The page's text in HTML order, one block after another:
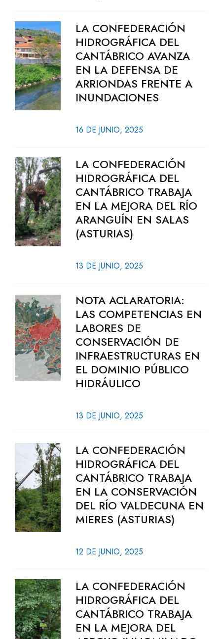
LA CONFEDERACIÓN
HIDROGRÁFICA DEL
CANTÁBRICO AVANZA
EN LA DEFENSA DE
ARRIONDAS FRENTE A
INUNDACIONES
16 DE JUNIO, 2025
LA CONFEDERACIÓN
HIDROGRÁFICA DEL
CANTÁBRICO TRABAJA
EN LA MEJORA DEL RÍO
ARANGUÍN EN SALAS
(ASTURIAS)
13 DE JUNIO, 2025
NOTA ACLARATORIA:
LAS COMPETENCIAS EN
LABORES DE
CONSERVACIÓN DE
INFRAESTRUCTURAS EN
EL DOMINIO PÚBLICO
HIDRÁULICO
13 DE JUNIO, 2025
LA CONFEDERACIÓN
HIDROGRÁFICA DEL
CANTÁBRICO TRABAJA
EN LA CONSERVACIÓN
DEL RÍO VALDECUNA EN
MIERES (ASTURIAS)
12 DE JUNIO, 2025
LA CONFEDERACIÓN
HIDROGRÁFICA DEL
CANTÁBRICO TRABAJA
EN LA MEJORA DEL